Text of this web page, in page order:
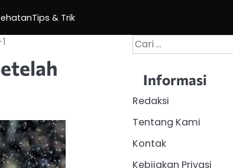
Tips & Trik
Cari
untuk:
Informasi
Redaksi
Tentang Kami
Kontak
Kebijakan Privasi